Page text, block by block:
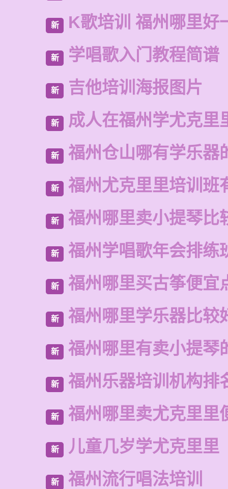
新 K歌培训 福州哪里好
新 学唱歌入门教程简谱
新 吉他培训海报图片
新 成人在福州学尤克里
新 福州仓山哪有学乐器
新 福州尤克里里培训班
新 福州哪里卖小提琴比
新 福州学唱歌年会排练
新 福州哪里买古筝便宜
新 福州哪里学乐器比较
新 福州哪里有卖小提琴
新 福州乐器培训机构排
新 福州哪里卖尤克里里
新 儿童几岁学尤克里里
新 福州流行唱法培训